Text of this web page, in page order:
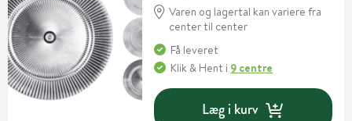
Varen og lagertal kan variere fra
center til center
Få leveret
Klik & Hent i 9 centre
Læg i kurv